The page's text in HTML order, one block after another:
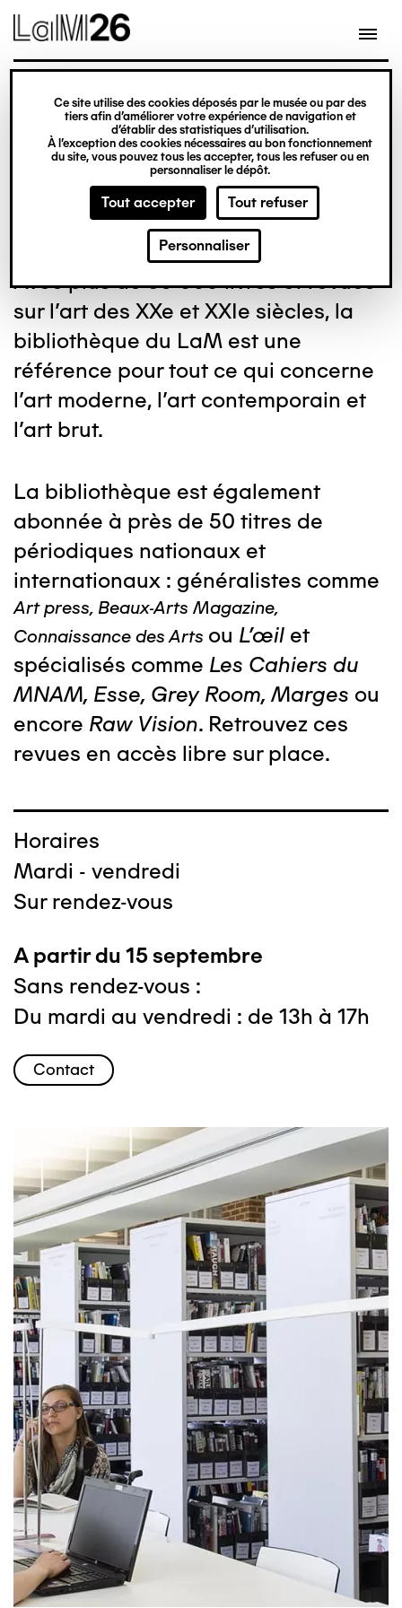
Gestion des cookies
Ce site utilise des cookies déposés par le musée ou par des
tiers afin d’améliorer votre expérience de navigation et
d’établir des statistiques d’utilisation.
À l’exception des cookies nécessaires au bon fonctionnement
du site, vous pouvez tous les accepter, tous les refuser ou en
personnaliser le dépôt.
Tout accepter Tout refuser
Personnaliser
Aller
au
contenu
principal
Bibliothèque
Dominique Bozo
Avec plus de 59 000 livres et revues
sur l'art des XXe et XXIe siècles, la
bibliothèque du LaM est une
référence pour tout ce qui concerne
l'art moderne, l'art contemporain et
l'art brut.
La bibliothèque est également
abonnée à près de 50 titres de
périodiques nationaux et
internationaux : généralistes comme
Art press, Beaux-Arts Magazine,
Connaissance des Arts ou L'œil et
spécialisés comme Les Cahiers du
MNAM, Esse, Grey Room, Marges ou
encore Raw Vision. Retrouvez ces
revues en accès libre sur place.
Horaires
Mardi - vendredi
Sur rendez-vous
A partir du 15 septembre
Sans rendez-vous :
Du mardi au vendredi : de 13h à 17h
Contact